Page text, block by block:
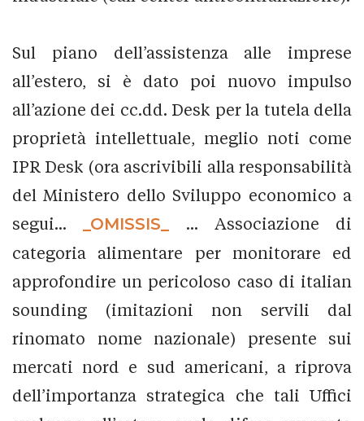
Sul piano dell’assistenza alle imprese
all’estero, si è dato poi nuovo impulso
all’azione dei cc.dd. Desk per la tutela della
proprietà intellettuale, meglio noti come
IPR Desk (ora ascrivibili alla responsabilità
del Ministero dello Sviluppo economico a
segui...
_OMISSIS_
... Associazione di
categoria alimentare per monitorare ed
approfondire un pericoloso caso di italian
sounding (imitazioni non servili dal
rinomato nome nazionale) presente sui
mercati nord e sud americani, a riprova
dell’importanza strategica che tali Uffici